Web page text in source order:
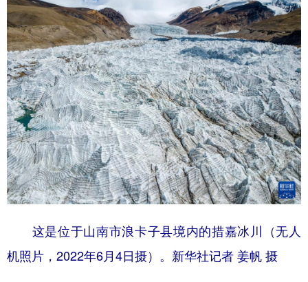
这是位于山南市浪卡子县境内的措嘉冰川（无人
机照片，2022年6月4日摄）。新华社记者 姜帆 摄